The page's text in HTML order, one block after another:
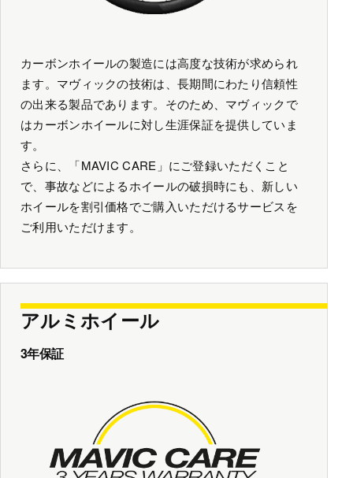
カーボンホイールの製造には高度な技術が求められ
ます。マヴィックの技術は、長期間にわたり信頼性
の出来る製品であります。そのため、マヴィックで
はカーボンホイールに対し生涯保証を提供していま
す。
さらに、「MAVIC CARE」にご登録いただくこと
で、事故などによるホイールの破損時にも、新しい
ホイールを割引価格でご購入いただけるサービスを
ご利用いただけます。
アルミホイール
3年保証